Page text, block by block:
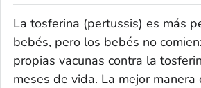
La tosferina (pertussis) es más
bebés, pero los bebés no
propias vacunas contra la
meses de vida. La mejor